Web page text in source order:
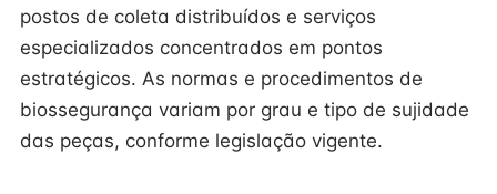
postos de coleta distribuídos e serviços
especializados concentrados em pontos
estratégicos. As normas e procedimentos de
biossegurança variam por grau e tipo de sujidade
das peças, conforme legislação vigente.